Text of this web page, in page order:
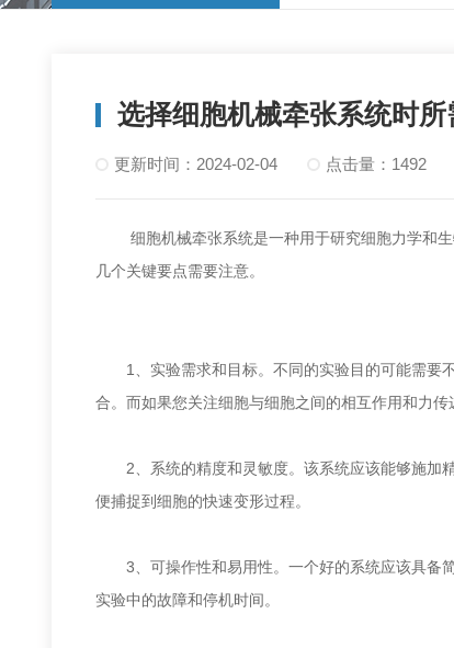
选择细胞机械牵张系统时
更新时间：2024-02-04 点击量：1492
细胞机械牵张系统是一种用于研究细胞力学和生
几个关键要点需要注意。
1、实验需求和目标。不同的实验目的可能需要不
合。而如果您关注细胞与细胞之间的相互作用和力
2、系统的精度和灵敏度。该系统应该能够施加精
便捕捉到细胞的快速变形过程。
3、可操作性和易用性。一个好的系统应该具备简
实验中的故障和停机时间。